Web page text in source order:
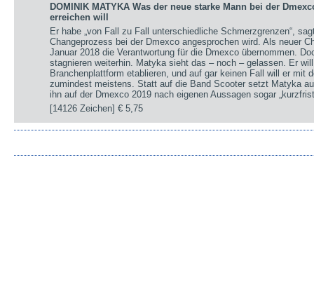
DOMINIK MATYKA Was der neue starke Mann bei der
erreichen will
Er habe „von Fall zu Fall unterschiedliche Schmerzgrenzen“,
Changeprozess bei der Dmexco angesprochen wird. Als neuer
Januar 2018 die Verantwortung für die Dmexco übernommen.
stagnieren weiterhin. Matyka sieht das – noch – gelassen. Er
Branchenplattform etablieren, und auf gar keinen Fall will er mit
zumindest meistens. Statt auf die Band Scooter setzt Matyka
ihn auf der Dmexco 2019 nach eigenen Aussagen sogar
[14126 Zeichen]€ 5,75